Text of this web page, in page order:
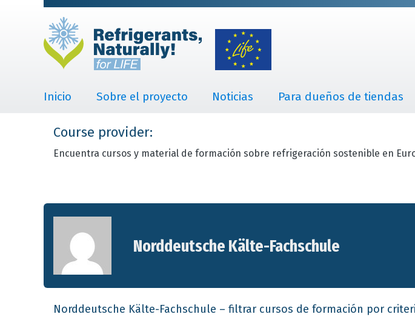
Inicio Sobre el proyecto Noticias Para dueños de tiendas
Course provider:
Encuentra cursos y material de formación sobre refrigeración sostenible en
Norddeutsche Kälte-Fachschule
Norddeutsche Kälte-Fachschule – filtrar cursos de formación por